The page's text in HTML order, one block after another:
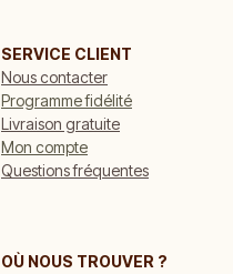
SERVICE CLIENT
Nous contacter
Programme fidélité
Livraison gratuite
Mon compte
Questions fréquentes
OÙ NOUS TROUVER ?